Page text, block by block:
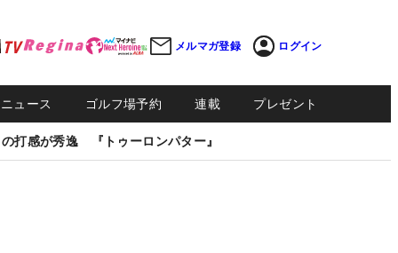
メルマガ登録 ログイン
ュース ゴルフ場予約 連載 プレゼント
打感が秀逸 『トゥーロンパター』